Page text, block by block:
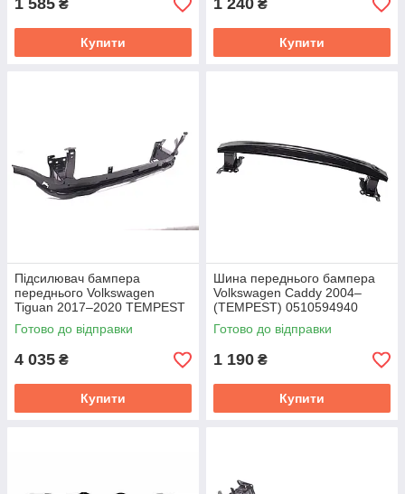
1 585 ₴
Купити
1 240 ₴
Купити
Підсилювач бампера
переднього Volkswagen
Tiguan 2017–2020 TEMPEST
0515557940
Готово до відправки
4 035 ₴
Купити
Шина переднього бампера
Volkswagen Caddy 2004–
(TEMPEST) 0510594940
Готово до відправки
1 190 ₴
Купити